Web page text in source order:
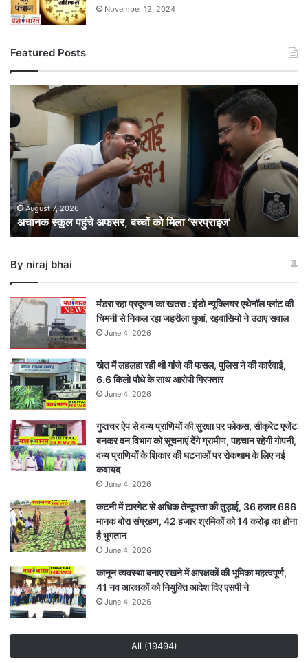
November 12, 2024
Featured Posts
अचानक
पहुंचे
अफसर,
बच्चों
को
मिला
‘सरप्राइज’
August 7, 2026
अचानक स्कूल पहुंचे अफसर, बच्चों को मिला ‘सरप्राइज’
By niraj bhai
मंडरा रहा प्रदूषण का खतरा : इंडो न्यूक्लियर एथेनॉल प्लांट की
चिमनी से निकल रहा जहरीला धुआं, रहवासियो ने उठाए सवाल
June 4, 2026
खेत में लहलहा रही थी गांजे की फसल, पुलिस ने की कार्रवाई,
6.6 किलो पौधे के साथ आरोपी गिरफ्तार
June 4, 2026
गुप्तचर ऐप से वन्य प्राणियों की सुरक्षा पर फोकस, सीक्रेट एजेंट
बनकर वन विभाग को सूचनाएं देेंगे ग्रामीण, पहचान रहेगी गोपनी,
वन्य प्राणियों के शिकार की घटनाओं पर रोकथाम के लिए नई
कवायद
June 4, 2026
कटनी में टारगेट से अधिक तेन्दूपत्ता की तुड़ाई, 36 हजार 686
मानक बोरा संग्रहण, 42 हजार श्रमिकों को 14 करोड़ का होना
है भुगतान
June 4, 2026
कानून व्यवस्था बनाए रखने में आरक्षकों की भूमिका महत्वपूर्ण,
41 नव आरक्षकों को नियुक्ति आदेश दिए एसपी ने
June 4, 2026
All (19494)